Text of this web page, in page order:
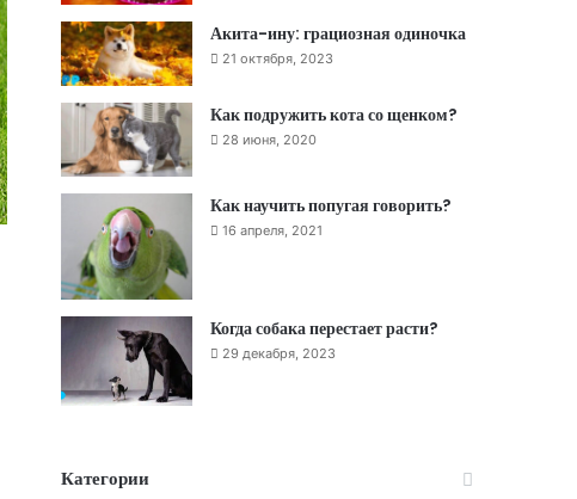
Акита-ину: грациозная одиночка
21 октября, 2023
Как подружить кота со щенком?
28 июня, 2020
Как научить попугая говорить?
16 апреля, 2021
Когда собака перестает расти?
29 декабря, 2023
Категории